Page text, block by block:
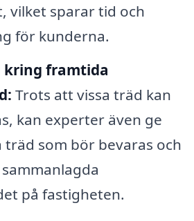
vilket sparar tid och
för kunderna.
kring framtida
Trots att vissa träd kan
kan experter även ge
träd som bör bevaras och
på fastigheten.